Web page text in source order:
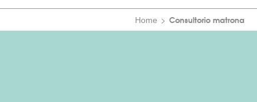
Home Consultorio matrona